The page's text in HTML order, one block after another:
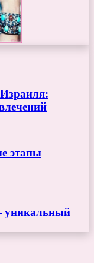
этапы
уникальный